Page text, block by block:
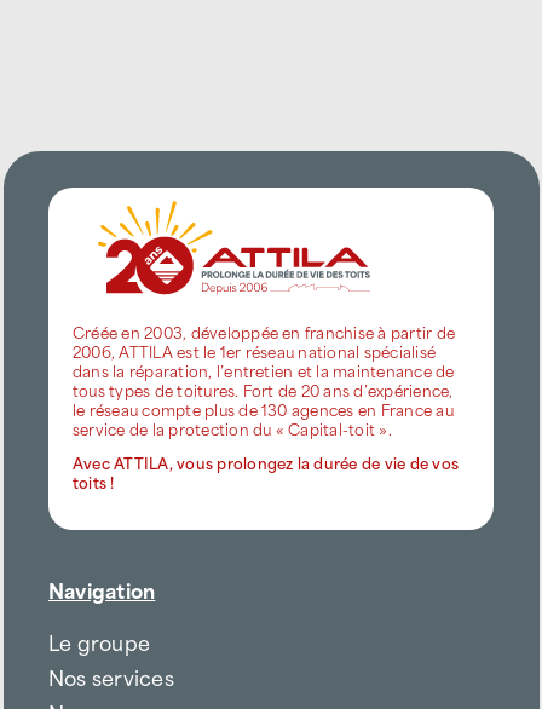
Créée en 2003, développée en franchise à partir de
2006, ATTILA est le 1er réseau national spécialisé
dans la réparation, l’entretien et la maintenance de
tous types de toitures. Fort de 20 ans d’expérience,
le réseau compte plus de 130 agences en France au
service de la protection du « Capital-toit ».
Avec ATTILA, vous prolongez la durée de vie de vos
toits !
Navigation
Le groupe
Nos services